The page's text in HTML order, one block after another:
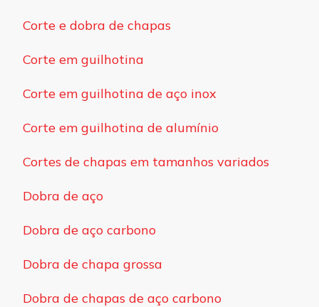
Corte e dobra de chapas
Corte em guilhotina
Corte em guilhotina de aço inox
Corte em guilhotina de alumínio
Cortes de chapas em tamanhos variados
Dobra de aço
Dobra de aço carbono
Dobra de chapa grossa
Dobra de chapas de aço carbono